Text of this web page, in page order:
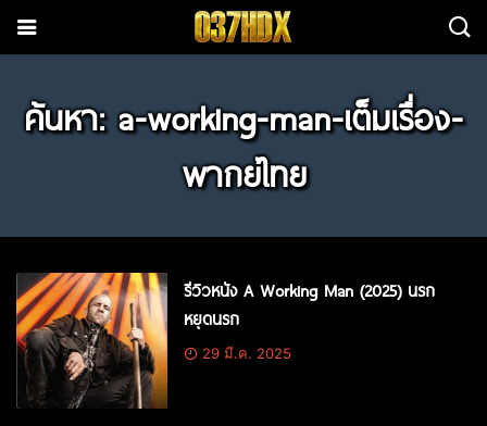
ค้นหา: a-working-man-เต็มเรื่อง-
พากย์ไทย
รีวิวหนัง A Working Man (2025) นรก
หยุดนรก
29 มี.ค. 2025